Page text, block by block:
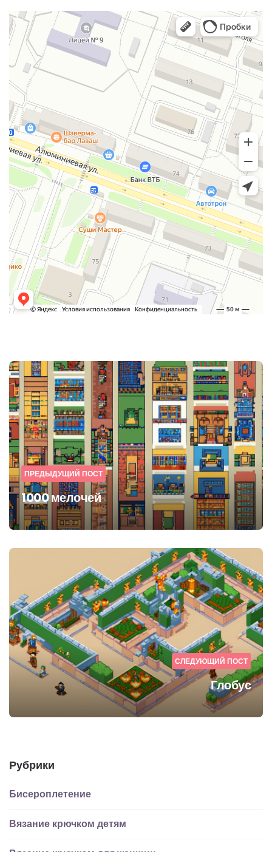
Post
navigation
ПРЕДЫДУЩИЙ ПОСТ
1000 мелочей
СЛЕДУЮЩИЙ ПОСТ
Глобус
Рубрики
Бисероплетение
Вязание крючком детям